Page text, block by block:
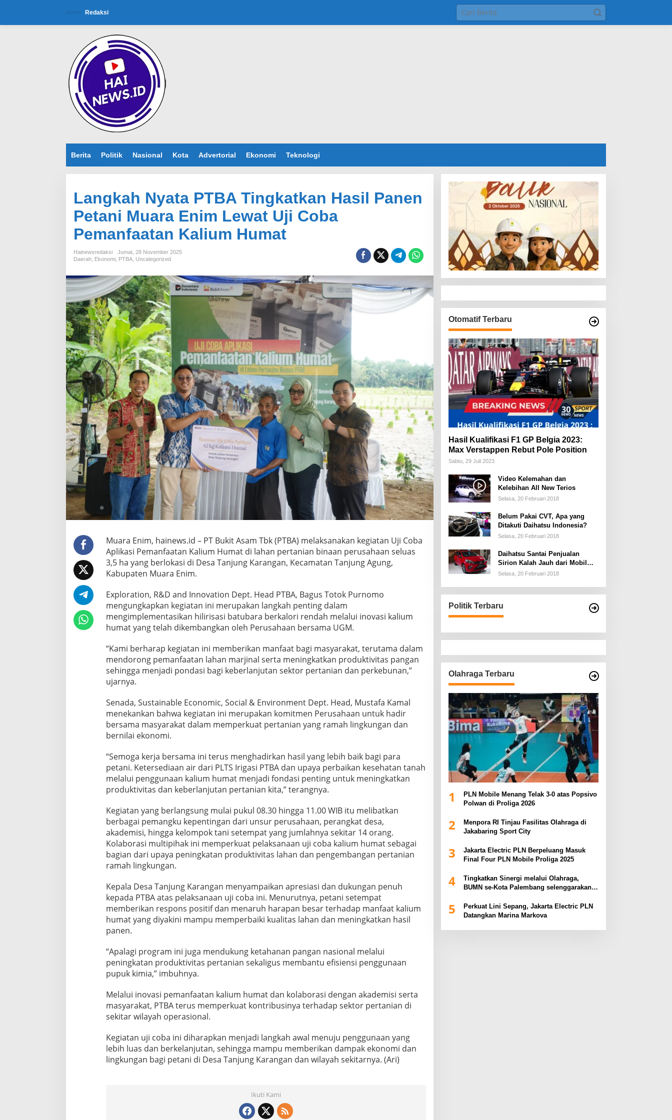
Redaksi
Berita Politik Nasional Kota Advertorial Ekonomi Teknologi
Langkah Nyata PTBA Tingkatkan Hasil Panen
Petani Muara Enim Lewat Uji Coba
Pemanfaatan Kalium Humat
Hainewsredaksi
Jumat, 28 November 2025
Daerah Ekonomi PTBA Uncategorized
Muara Enim, hainews.id – PT Bukit Asam Tbk (PTBA) melaksanakan kegiatan Uji Coba
Aplikasi Pemanfaatan Kalium Humat di lahan pertanian binaan perusahaan seluas
3,5 ha yang berlokasi di Desa Tanjung Karangan, Kecamatan Tanjung Agung,
Kabupaten Muara Enim.
Exploration, R&D and Innovation Dept. Head PTBA, Bagus Totok Purnomo
mengungkapkan kegiatan ini merupakan langkah penting dalam
mengimplementasikan hilirisasi batubara berkalori rendah melalui inovasi kalium
humat yang telah dikembangkan oleh Perusahaan bersama UGM.
“Kami berharap kegiatan ini memberikan manfaat bagi masyarakat, terutama dalam
mendorong pemanfaatan lahan marjinal serta meningkatkan produktivitas pangan
sehingga menjadi pondasi bagi keberlanjutan sektor pertanian dan perkebunan,”
ujarnya.
Senada, Sustainable Economic, Social & Environment Dept. Head, Mustafa Kamal
menekankan bahwa kegiatan ini merupakan komitmen Perusahaan untuk hadir
bersama masyarakat dalam memperkuat pertanian yang ramah lingkungan dan
bernilai ekonomi.
“Semoga kerja bersama ini terus menghadirkan hasil yang lebih baik bagi para
petani. Ketersediaan air dari PLTS Irigasi PTBA dan upaya perbaikan kesehatan tanah
melalui penggunaan kalium humat menjadi fondasi penting untuk meningkatkan
produktivitas dan keberlanjutan pertanian kita,” terangnya.
Kegiatan yang berlangsung mulai pukul 08.30 hingga 11.00 WIB itu melibatkan
berbagai pemangku kepentingan dari unsur perusahaan, perangkat desa,
akademisi, hingga kelompok tani setempat yang jumlahnya sekitar 14 orang.
Kolaborasi multipihak ini memperkuat pelaksanaan uji coba kalium humat sebagai
bagian dari upaya peningkatan produktivitas lahan dan pengembangan pertanian
ramah lingkungan.
Kepala Desa Tanjung Karangan menyampaikan apresiasi dan dukungan penuh
kepada PTBA atas pelaksanaan uji coba ini. Menurutnya, petani setempat
memberikan respons positif dan menaruh harapan besar terhadap manfaat kalium
humat yang diyakini mampu memperbaiki kualitas lahan dan meningkatkan hasil
panen.
“Apalagi program ini juga mendukung ketahanan pangan nasional melalui
peningkatan produktivitas pertanian sekaligus membantu efisiensi penggunaan
pupuk kimia,” imbuhnya.
Melalui inovasi pemanfaatan kalium humat dan kolaborasi dengan akademisi serta
masyarakat, PTBA terus memperkuat kontribusinya terhadap sektor pertanian di
sekitar wilayah operasional.
Kegiatan uji coba ini diharapkan menjadi langkah awal menuju penggunaan yang
lebih luas dan berkelanjutan, sehingga mampu memberikan dampak ekonomi dan
lingkungan bagi petani di Desa Tanjung Karangan dan wilayah sekitarnya. (Ari)
Ikuti Kami
Otomatif Terbaru
Hasil Kualifikasi F1 GP Belgia 2023:
Max Verstappen Rebut Pole Position
Sabtu, 29 Juli 2023
Video Kelemahan dan
Kelebihan All New Terios
Selasa, 20 Februari 2018
Belum Pakai CVT, Apa yang
Ditakuti Daihatsu Indonesia?
Selasa, 20 Februari 2018
Daihatsu Santai Penjualan
Sirion Kalah Jauh dari Mobil
LCGC
Selasa, 20 Februari 2018
Politik Terbaru
Olahraga Terbaru
1
PLN Mobile Menang Telak 3-0 atas Popsivo
Polwan di Proliga 2026
2
Menpora RI Tinjau Fasilitas Olahraga di
Jakabaring Sport City
3
Jakarta Electric PLN Berpeluang Masuk
Final Four PLN Mobile Proliga 2025
4
Tingkatkan Sinergi melalui Olahraga,
BUMN se-Kota Palembang selenggarakan
5
Perkuat Lini Sepang, Jakarta Electric PLN
Datangkan Marina Markova